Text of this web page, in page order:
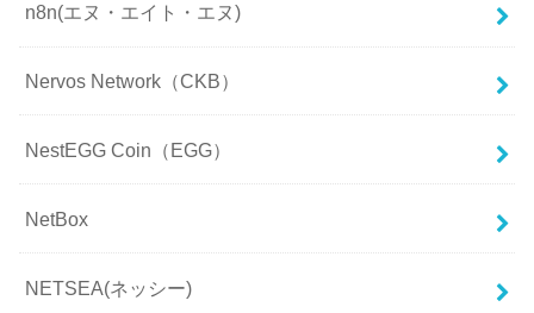
n8n(エヌ・エイト・エヌ)
Nervos Network（CKB）
NestEGG Coin（EGG）
NetBox
NETSEA(ネッシー)